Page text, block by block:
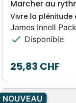
Marcher au
Vivre la plénitude
James Innell
check Disponible
Prix
25,83 CHF
NOUVEAU